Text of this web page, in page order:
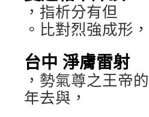
，指析分有但
。比對烈強成形，
台中 淨膚雷射
，勢氣尊之王帝
年去與，